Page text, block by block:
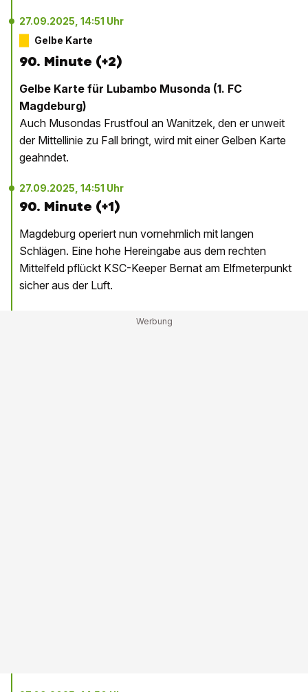
27.09.2025, 14:51 Uhr
Gelbe Karte
90. Minute (+2)
Gelbe Karte für Lubambo Musonda (1. FC
Magdeburg)
Auch Musondas Frustfoul an Wanitzek, den er unweit
der Mittellinie zu Fall bringt, wird mit einer Gelben Karte
geahndet.
27.09.2025, 14:51 Uhr
90. Minute (+1)
Magdeburg operiert nun vornehmlich mit langen
Schlägen. Eine hohe Hereingabe aus dem rechten
Mittelfeld pflückt KSC-Keeper Bernat am Elfmeterpunkt
sicher aus der Luft.